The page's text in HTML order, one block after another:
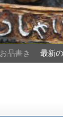
お品書き 最新